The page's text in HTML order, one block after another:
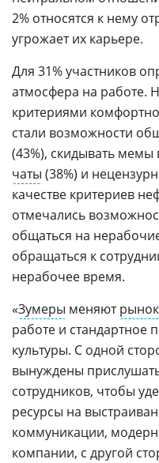
2% относятся к нему
угрожает их карьере.
Для 31% участников
атмосфера на работе.
критериями
стали возможности
(43%), скидывать
чаты (38%) и
качестве критериев
отмечались
общаться на
обращаться к
нерабочее время.
«Зумеры меняют
работе и стандартное
культуры. С одной
вынуждены
сотрудников, чтобы
ресурсы на
коммуникации,
компании, с другой